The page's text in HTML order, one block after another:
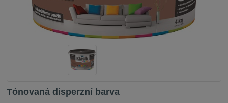
Tónovaná disperzní barva